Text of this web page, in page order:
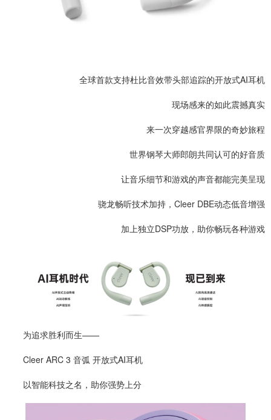
全球首款支持杜比音效带头部追踪的开放式AI耳机
现场感来的如此震撼真实
来一次穿越感官界限的奇妙旅程
世界钢琴大师郎朗共同认可的好音质
让音乐细节和游戏的声音都能完美呈现
骁龙畅听技术加持，Cleer DBE动态低音增强
加上独立DSP功放，助你畅玩各种游戏
为追求胜利而生——
Cleer ARC 3 音弧 开放式AI耳机
以智能科技之名，助你强势上分